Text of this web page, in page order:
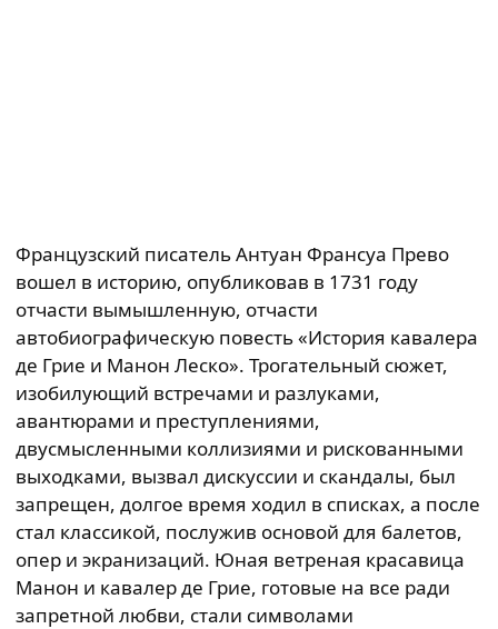
Французский писатель Антуан Франсуа Прево
вошел в историю, опубликовав в 1731 году
отчасти вымышленную, отчасти
автобиографическую повесть «История кавалера
де Грие и Манон Леско». Трогательный сюжет,
изобилующий встречами и разлуками,
авантюрами и преступлениями,
двусмысленными коллизиями и рискованными
выходками, вызвал дискуссии и скандалы, был
запрещен, долгое время ходил в списках, а после
стал классикой, послужив основой для балетов,
опер и экранизаций. Юная ветреная красавица
Манон и кавалер де Грие, готовые на все ради
запретной любви, стали символами